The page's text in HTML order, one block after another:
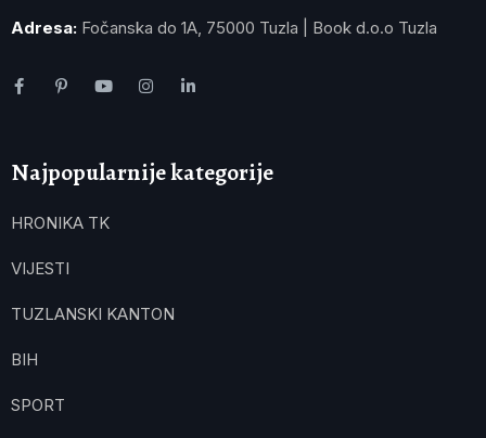
Adresa: Fočanska do 1A, 75000 Tuzla | Book d.o.o Tuzla
Najpopularnije kategorije
HRONIKA TK
VIJESTI
TUZLANSKI KANTON
BIH
SPORT